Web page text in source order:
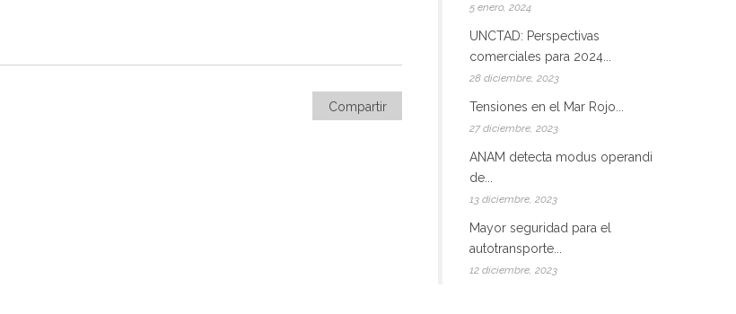
Compartir
5 enero, 2024
UNCTAD: Perspectivas
comerciales para 2024...
28 diciembre, 2023
Tensiones en el Mar Rojo...
27 diciembre, 2023
ANAM detecta modus operandi
de...
13 diciembre, 2023
Mayor seguridad para el
autotransporte...
12 diciembre, 2023